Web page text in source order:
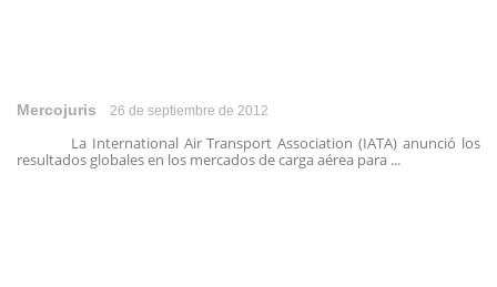
Mercojuris 26 de septiembre de 2012
La International Air Transport Association (IATA) anunció los
resultados globales en los mercados de carga aérea para ...